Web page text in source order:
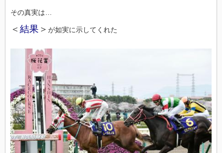
その真実は…
＜ 結果 ＞ が如実に示してくれた